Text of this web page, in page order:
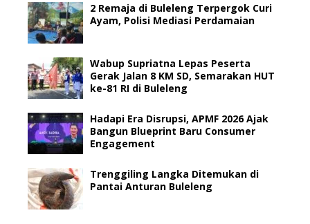
2 Remaja di Buleleng Terpergok Curi
Ayam, Polisi Mediasi Perdamaian
Wabup Supriatna Lepas Peserta
Gerak Jalan 8 KM SD, Semarakan HUT
ke-81 RI di Buleleng
Hadapi Era Disrupsi, APMF 2026 Ajak
Bangun Blueprint Baru Consumer
Engagement
Trenggiling Langka Ditemukan di
Pantai Anturan Buleleng